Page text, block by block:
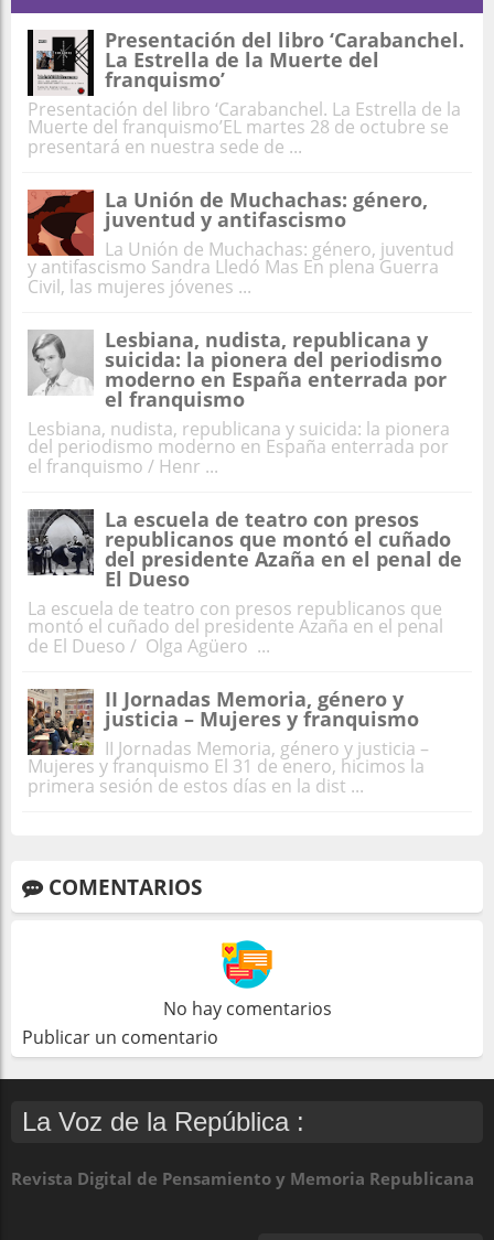
Presentación del libro ‘Carabanchel.
La Estrella de la Muerte del
franquismo’
Presentación del libro ‘Carabanchel. La Estrella de la
Muerte del franquismo’EL martes 28 de octubre se
presentará en nuestra sede de ...
La Unión de Muchachas: género,
juventud y antifascismo
La Unión de Muchachas: género, juventud
y antifascismo Sandra Lledó Mas En plena Guerra
Civil, las mujeres jóvenes ...
Lesbiana, nudista, republicana y
suicida: la pionera del periodismo
moderno en España enterrada por
el franquismo
Lesbiana, nudista, republicana y suicida: la pionera
del periodismo moderno en España enterrada por
el franquismo / Henr ...
La escuela de teatro con presos
republicanos que montó el cuñado
del presidente Azaña en el penal de
El Dueso
La escuela de teatro con presos republicanos que
montó el cuñado del presidente Azaña en el penal
de El Dueso / Olga Agüero ...
II Jornadas Memoria, género y
justicia – Mujeres y franquismo
II Jornadas Memoria, género y justicia –
Mujeres y franquismo El 31 de enero, hicimos la
primera sesión de estos días en la dist ...
COMENTARIOS
No hay comentarios
Publicar un comentario
La Voz de la República :
Revista Digital de Pensamiento y Memoria Republicana